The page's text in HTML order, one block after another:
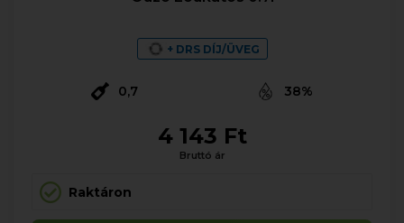
+ DRS DÍJ/ÜVEG
0,7 38%
4 143 Ft
Bruttó ár
Raktáron